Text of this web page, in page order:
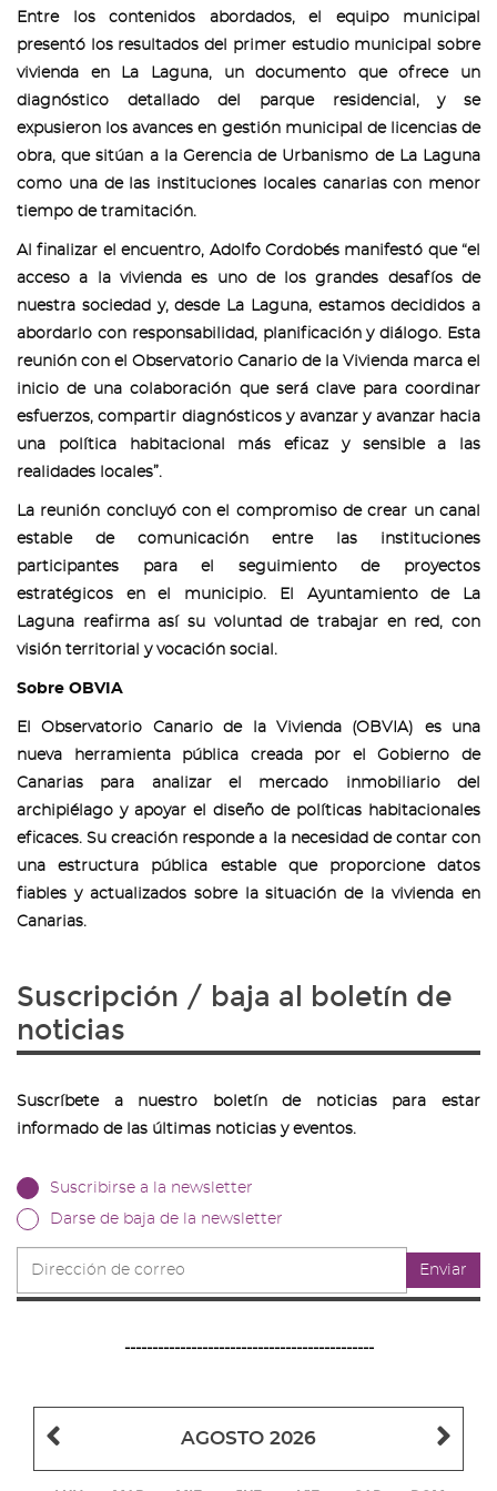
Entre los contenidos abordados, el equipo municipal
presentó los resultados del primer estudio municipal sobre
vivienda en La Laguna, un documento que ofrece un
diagnóstico detallado del parque residencial, y se
expusieron los avances en gestión municipal de licencias de
obra, que sitúan a la Gerencia de Urbanismo de La Laguna
como una de las instituciones locales canarias con menor
tiempo de tramitación.
Al finalizar el encuentro, Adolfo Cordobés manifestó que “el
acceso a la vivienda es uno de los grandes desafíos de
nuestra sociedad y, desde La Laguna, estamos decididos a
abordarlo con responsabilidad, planificación y diálogo. Esta
reunión con el Observatorio Canario de la Vivienda marca el
inicio de una colaboración que será clave para coordinar
esfuerzos, compartir diagnósticos y avanzar y avanzar hacia
una política habitacional más eficaz y sensible a las
realidades locales”.
La reunión concluyó con el compromiso de crear un canal
estable de comunicación entre las instituciones
participantes para el seguimiento de proyectos
estratégicos en el municipio. El Ayuntamiento de La
Laguna reafirma así su voluntad de trabajar en red, con
visión territorial y vocación social.
Sobre OBVIA
El Observatorio Canario de la Vivienda (OBVIA) es una
nueva herramienta pública creada por el Gobierno de
Canarias para analizar el mercado inmobiliario del
archipiélago y apoyar el diseño de políticas habitacionales
eficaces. Su creación responde a la necesidad de contar con
una estructura pública estable que proporcione datos
fiables y actualizados sobre la situación de la vivienda en
Canarias.
Suscripción / baja al boletín de
noticias
Suscríbete a nuestro boletín de noticias para estar
informado de las últimas noticias y eventos.
Suscribirse a la newsletter
Darse de baja de la newsletter
de
correo
Enviar
---------------------------------------------
Mes
anterior
Mes
AGOSTO 2026